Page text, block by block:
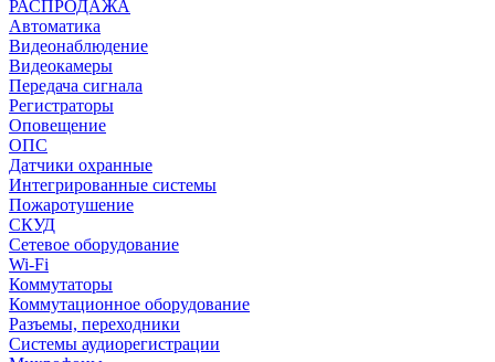
РАСПРОДАЖА
Автоматика
Видеонаблюдение
Видеокамеры
Передача сигнала
Регистраторы
Оповещение
ОПС
Датчики охранные
Интегрированные системы
Пожаротушение
СКУД
Сетевое оборудование
Wi-Fi
Коммутаторы
Коммутационное оборудование
Разъемы, переходники
Системы аудиорегистрации